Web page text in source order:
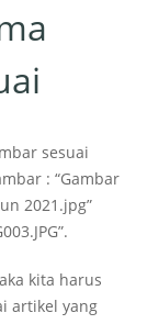
sesuai
: “Gambar
2021.jpg”
kita harus
artikel yang